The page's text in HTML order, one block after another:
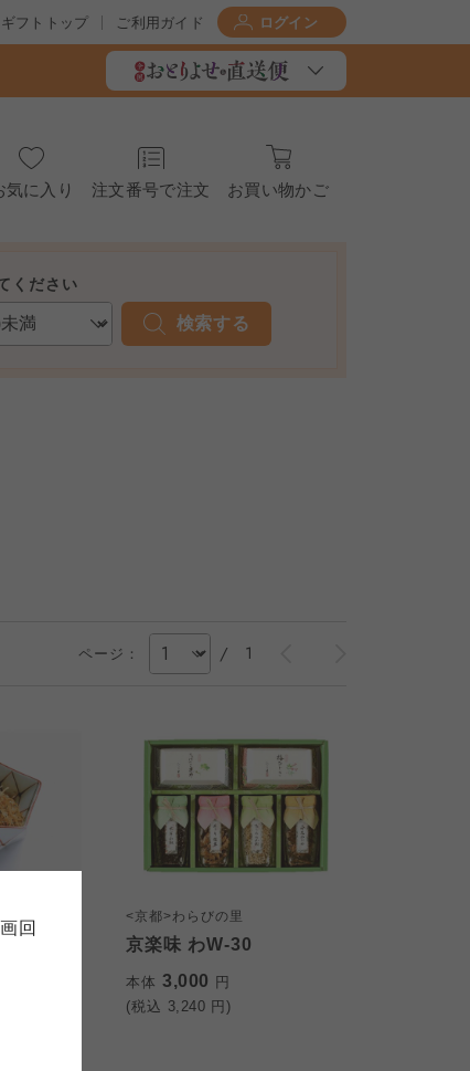
回
ギフトトップ ご利用ガイド ログイン
気に入り 注文番号で注文 お買い物かご
ください
検索する
ページ： / 1
<京都>わらびの里
京楽味 わW-30
本体 3,000 円
(税込 3,240 円)
て
が加入されている生協が定
則として規定されています。
適切に管理をおこなってい
てご確認ください。
ください。